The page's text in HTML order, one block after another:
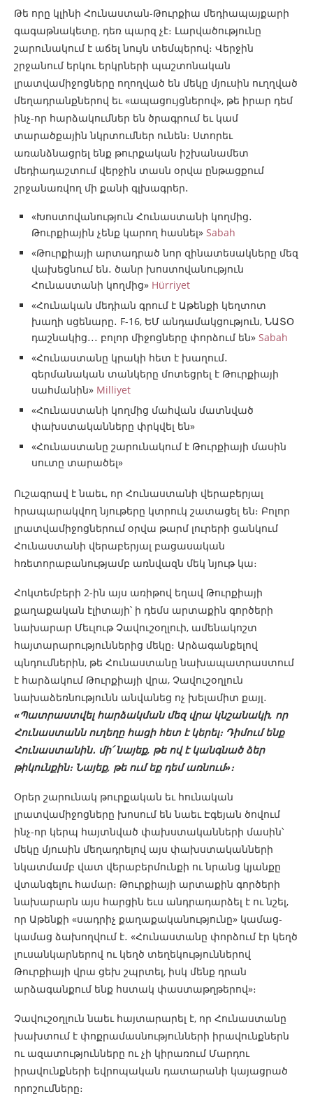
Թե որը կլինի Հունաստան-Թուրքիա մեդիապայքարի
գագաթնակետը, դեռ պարզ չէ։ Լարվածությունը
շարունակում է աճել նույն տեմպերով։ Վերջին
շրջանում երկու երկրների պաշտոնական
լրատվամիջոցները ողողված են մեկը մյուսին ուղղված
մեղադրանքներով եւ «ապացույցներով», թե իրար դեմ
ինչ-որ հարձակումներ են ծրագրում եւ կամ
տարածքային նկրտումներ ունեն։ Ստորեւ
առանձնացրել ենք թուրքական իշխանամետ
մեդիադաշտում վերջին տասն օրվա ընթացքում
շրջանառվող մի քանի գլխագրեր․
«Խոստովանություն Հունաստանի կողմից․
Թուրքիային չենք կարող հասնել» Sabah
«Թուրքիայի արտադրած նոր զինատեսակները մեզ
վախեցնում են․ ծանր խոստովանություն
Հունաստանի կողմից» Hürriyet
«Հունական մեդիան գրում է Աթենքի կեղտոտ
խաղի սցենարը․ F-16, ԵՄ անդամակցություն, ՆԱՏՕ
դաշնակից․․․ բոլոր միջոցները փորձում են» Sabah
«Հունաստանը կրակի հետ է խաղում․
գերմանական տանկերը մոտեցրել է Թուրքիայի
սահմանին» Milliyet
«Հունաստանի կողմից մահվան մատնված
փախստականները փրկվել են»
«Հունաստանը շարունակում է Թուրքիայի մասին
սուտը տարածել»
Ուշագրավ է նաեւ, որ Հունաստանի վերաբերյալ
հրապարակվող նյութերը կտրուկ շատացել են։ Բոլոր
լրատվամիջոցներում օրվա թարմ լուրերի ցանկում
Հունաստանի վերաբերյալ բացասական
հռետորաբանությամբ առնվազն մեկ նյութ կա։
Հոկտեմբերի 2-ին այս առիթով եղավ Թուրքիայի
քաղաքական էլիտայի՝ ի դեմս արտաքին գործերի
նախարար Մեւլութ Չավուշօղլուի, ամենակոշտ
հայտարարություններից մեկը։ Արձագանքելով
պնդումներին, թե Հունաստանը նախապատրաստում
է հարձակում Թուրքիայի վրա, Չավուշօղլուն
նախաձեռնությունն անվանեց ոչ խելամիտ քայլ․
«Պատրաստվել հարձակման մեզ վրա կնշանակի, որ
Հունաստանն ուղեղը հացի հետ է կերել։ Դիմում ենք
Հունաստանին․ մի՛ նայեք, թե ով է կանգնած ձեր
թիկունքին։ Նայեք, թե ում եք դեմ առնում»։
Օրեր շարունակ թուրքական եւ հունական
լրատվամիջոցները խոսում են նաեւ Էգեյան ծովում
ինչ-որ կերպ հայտնված փախստականների մասին՝
մեկը մյուսին մեղադրելով այս փախստականների
նկատմամբ վատ վերաբերմունքի ու նրանց կյանքը
վտանգելու համար։ Թուրքիայի արտաքին գործերի
նախարարն այս հարցին եւս անդրադարձել է ու նշել,
որ Աթենքի «սադրիչ քաղաքականությունը» կամաց-
կամաց ձախողվում է․ «Հունաստանը փորձում էր կեղծ
լուսանկարներով ու կեղծ տեղեկություններով
Թուրքիայի վրա ցեխ շպրտել, իսկ մենք դրան
արձագանքում ենք հստակ փաստաթղթերով»։
Չավուշօղլուն նաեւ հայտարարել է, որ Հունաստանը
խախտում է փոքրամասնությունների իրավունքներն
ու ազատությունները ու չի կիրառում Մարդու
իրավունքների եվրոպական դատարանի կայացրած
որոշումները։